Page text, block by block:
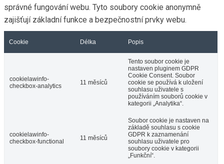
správné fungování webu. Tyto soubory cookie anonymně
zajišťují základní funkce a bezpečnostní prvky webu.
Cookie Délka Popis
cookielawinfo-
checkbox-analytics
11 měsíců
Tento soubor cookie je
nastaven pluginem GDPR
Cookie Consent. Soubor
cookie se používá k uložení
souhlasu uživatele s
používáním souborů cookie v
kategorii „Analytika“.
cookielawinfo-
checkbox-functional
11 měsíců
Soubor cookie je nastaven na
základě souhlasu s cookie
GDPR k zaznamenání
souhlasu uživatele pro
soubory cookie v kategorii
„Funkční“.